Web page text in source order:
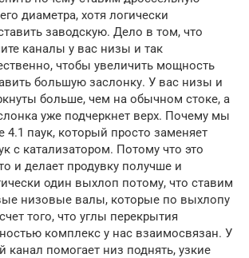
диаметра, хотя логически
заводскую. Дело в том, что
каналы у вас низы и так
чтобы увеличить мощность
большую заслонку. У вас низы и
больше, чем на обычном стоке, а
уже подчеркнет верх. Почему мы
паук, который просто заменяет
с катализатором. Потому что это
и делает продувку получше и
один выхлоп потому, что ставим
низовые валы, которые по выхлопу
того, что углы перекрытия
комплекс у нас взаимосвязан. У
канал помогает низ поднять, узкие